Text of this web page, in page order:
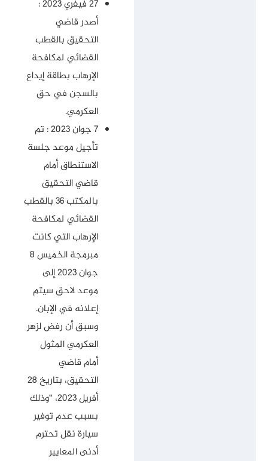
27 فيفري 2023 :
أصدر قاضي
التحقيق بالقطب
القضائي لمكافحة
الإرهاب بطاقة إيداع
بالسجن في حق
العكرمي.
7 جوان 2023 : تم
تأجيل موعد جلسة
الاستنطاق أمام
قاضي التحقيق
بالمكتب 36 بالقطب
القضائي لمكافحة
الإرهاب التي كانت
مبرمجة الخميس 8
جوان 2023 إلى
موعد لاحق سيتم
إعلانه في الإبان.
وسبق أن رفض لزهر
العكرمي المثول
أمام قاضي
التحقيق، بتاريخ 28
أفريل 2023، “وذلك
بسبب عدم توفير
سيارة نقل تحترم
أدنى المعايير